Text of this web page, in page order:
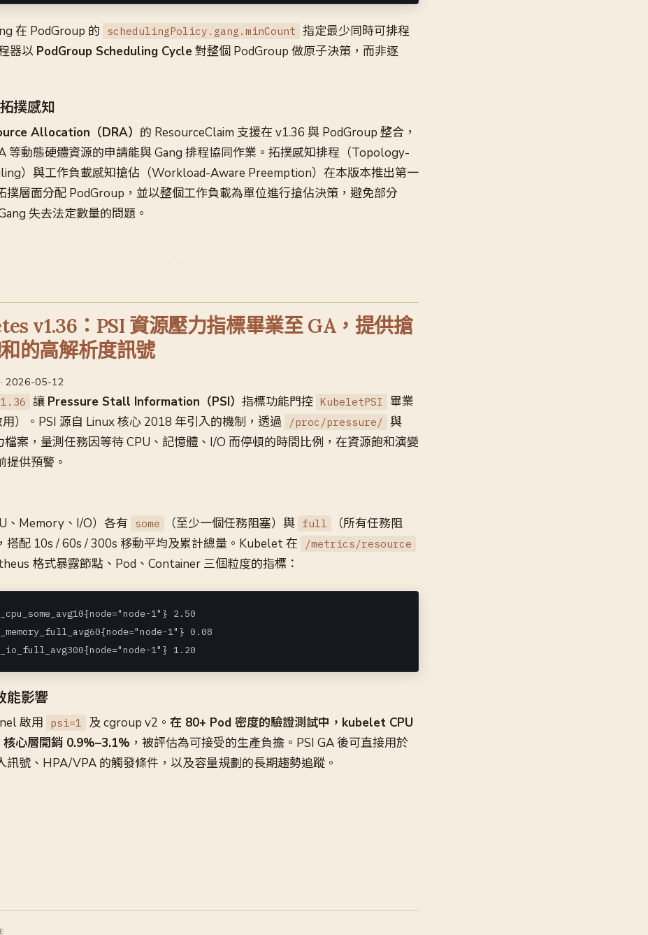
在 PodGroup 的 schedulingPolicy.gang.minCount 指定最少同時可排程
器以 PodGroup Scheduling Cycle對整個 PodGroup 做原子決策，而非逐
撲感知
Allocation（DRA） 的 ResourceClaim 支援在 v1.36 與 PodGroup 整合，
等動態硬體資源的申請能與 Gang 排程協同作業。拓撲感知排程（Topology-
）與工作負載感知搶佔（Workload-Aware Preemption）在本版本推出第一
撲層面分配 PodGroup，並以整個工作負載為單位進行搶佔決策，避免部分
失去法定數量的問題。
v1.36：PSI 資源壓力指標畢業至 GA，提供搶
的高解析度訊號
2026-05-12
讓 Pressure Stall Information（PSI） 指標功能門控 KubeletPSI
畢業
）。PSI 源自 Linux 核心 2018 年引入的機制，透過
/proc/pressure/ 與
案，量測任務因等待 CPU、記憶體、I/O 而停頓的時間比例，在資源飽和演變
提供預警。
、Memory、I/O）各有 some （至少一個任務阻塞）與 full
（所有任務阻
搭配 10s / 60s / 300s 移動平均及累計總量。Kubelet 在
/metrics/resource
格式暴露節點、Pod、Container 三個粒度的指標：
1"} 2.50
1"} 0.08
1"} 1.20
能影響
啟用 psi=1 及 cgroup v2。 在 80+ Pod 密度的驗證測試中，kubelet CPU
核心層開銷 0.9%–3.1% ，被評估為可接受的生產負擔。PSI GA 後可直接用於
訊號、HPA/VPA 的觸發條件，以及容量規劃的長期趨勢追蹤。